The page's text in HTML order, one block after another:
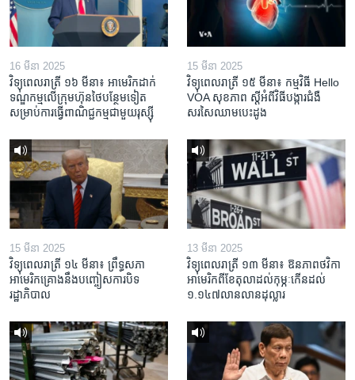
16 មីនា 2025
វិទ្យុពេលរាត្រី ១៦ មីនា៖ អាមេរិក​ដាក់​
ទណ្ឌកម្ម​លើ​ក្រុមហ៊ុន​ថៃ​បន្ថែម​ទៀត​
សម្រាប់​ការ​ធ្វើ​ពាណិជ្ជកម្ម​ជាមួយ​រុស្ស៊ី
15 មីនា 2025
វិទ្យុពេលរាត្រី ១៥ មីនា៖ កម្មវិធី ​Hello
VOA សុខភាព ស្ដី​អំពី​វិធី​បង្ការ​ជំងឺ​
សរសៃ​ឈាម​បេះដូង
15 មីនា 2025
វិទ្យុពេលរាត្រី ១៤ មីនា៖ ព្រឹទ្ធសភា
អាមេរិកគ្រោងនឹងបញ្ចៀសការបិទ
រដ្ឋាភិបាល
13 មីនា 2025
វិទ្យុពេលរាត្រី ១៣ មីនា៖ ឱនភាព​ថវិកា​
អាមេរិក​ពី​ខែ​តុលា​ដល់​កុម្ភៈ​កើន​ដល់​
១.១៤៧​លានលាន​ដុល្លារ